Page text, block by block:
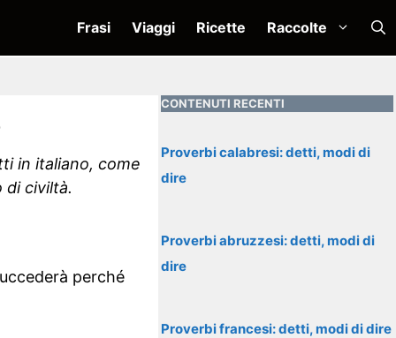
Frasi Viaggi Ricette Raccolte
in italiano, come
di civiltà.
perché
CONTENUTI RECENTI
Proverbi calabresi: detti, modi di
dire
Proverbi abruzzesi: detti, modi di
dire
Proverbi francesi: detti, modi di dire